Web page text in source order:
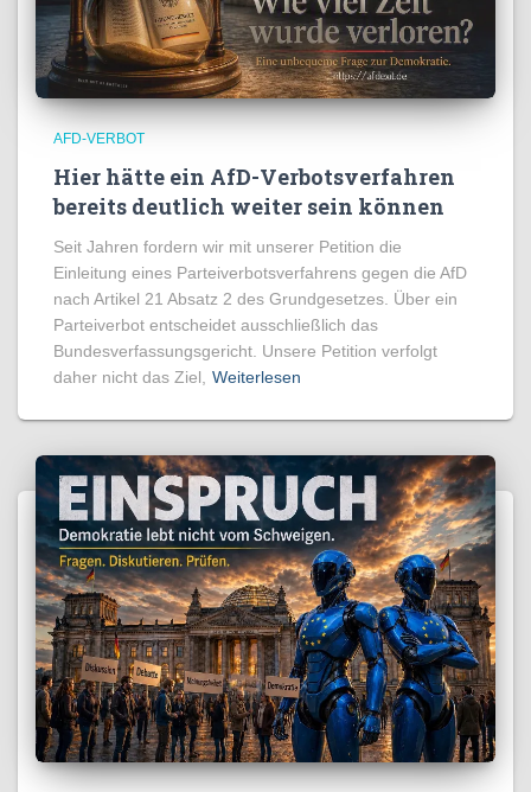
AFD-VERBOT
Hier hätte ein AfD-Verbotsverfahren
bereits deutlich weiter sein können
Seit Jahren fordern wir mit unserer Petition die
Einleitung eines Parteiverbotsverfahrens gegen die AfD
nach Artikel 21 Absatz 2 des Grundgesetzes. Über ein
Parteiverbot entscheidet ausschließlich das
Bundesverfassungsgericht. Unsere Petition verfolgt
daher nicht das Ziel,
Weiterlesen